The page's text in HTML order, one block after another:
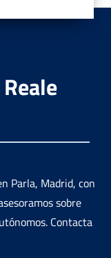
Parla, Madrid, con
sobre
Contacta